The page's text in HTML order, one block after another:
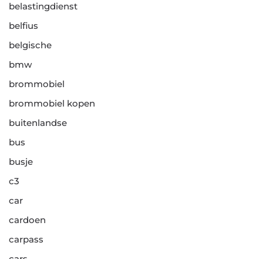
belastingdienst
belfius
belgische
bmw
brommobiel
brommobiel kopen
buitenlandse
bus
busje
c3
car
cardoen
carpass